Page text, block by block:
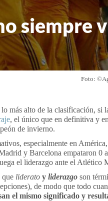
siempre
Foto:
más alto de la clasificación, si
, el único que en definitiva y
de invierno.
especialmente en América,
y Barcelona empataron 0
el liderazgo ante el Atlético
que liderato y liderazgo son
de modo que todo
el mismo significado y